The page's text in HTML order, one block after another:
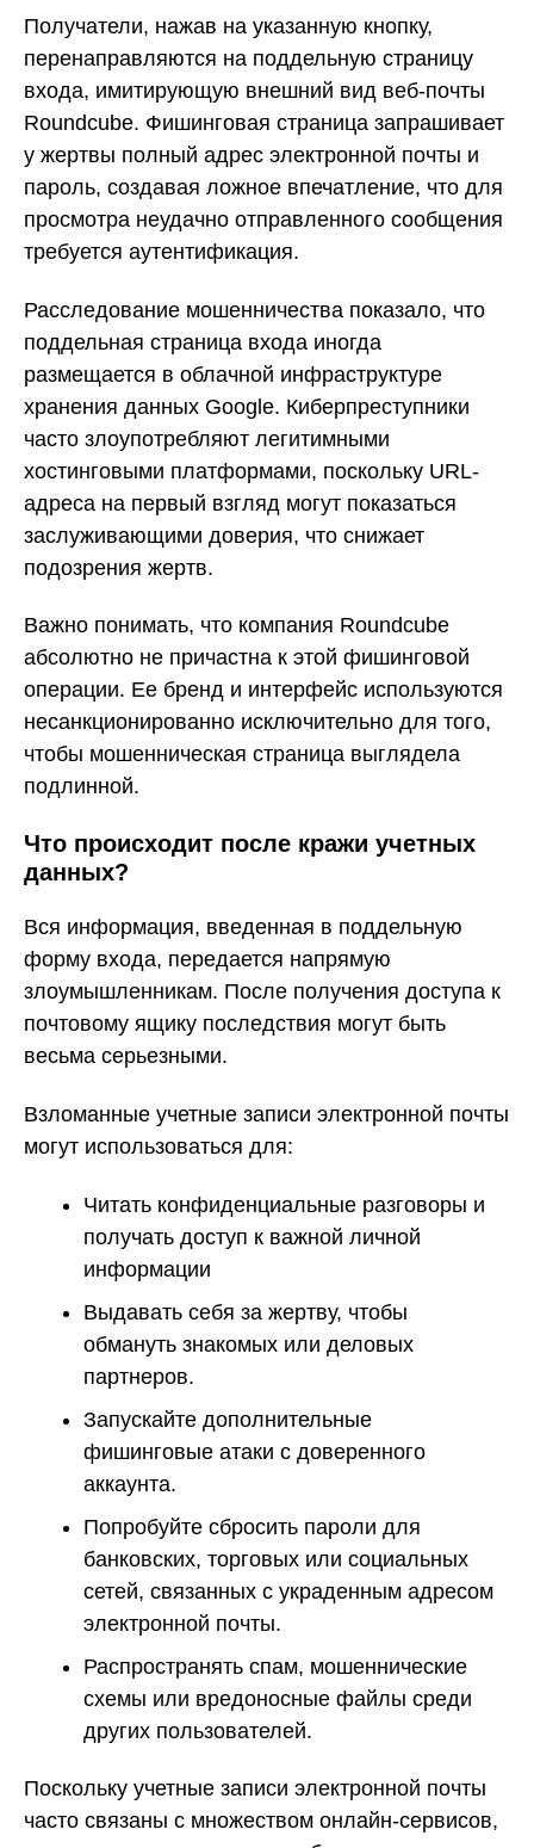
Получатели, нажав на указанную кнопку,
перенаправляются на поддельную страницу
входа, имитирующую внешний вид веб-почты
Roundcube. Фишинговая страница запрашивает
у жертвы полный адрес электронной почты и
пароль, создавая ложное впечатление, что для
просмотра неудачно отправленного сообщения
требуется аутентификация.
Расследование мошенничества показало, что
поддельная страница входа иногда
размещается в облачной инфраструктуре
хранения данных Google. Киберпреступники
часто злоупотребляют легитимными
хостинговыми платформами, поскольку URL-
адреса на первый взгляд могут показаться
заслуживающими доверия, что снижает
подозрения жертв.
Важно понимать, что компания Roundcube
абсолютно не причастна к этой фишинговой
операции. Ее бренд и интерфейс используются
несанкционированно исключительно для того,
чтобы мошенническая страница выглядела
подлинной.
Что происходит после кражи учетных
данных?
Вся информация, введенная в поддельную
форму входа, передается напрямую
злоумышленникам. После получения доступа к
почтовому ящику последствия могут быть
весьма серьезными.
Взломанные учетные записи электронной почты
могут использоваться для:
Читать конфиденциальные разговоры и
получать доступ к важной личной
информации
Выдавать себя за жертву, чтобы
обмануть знакомых или деловых
партнеров.
Запускайте дополнительные
фишинговые атаки с доверенного
аккаунта.
Попробуйте сбросить пароли для
банковских, торговых или социальных
сетей, связанных с украденным адресом
электронной почты.
Распространять спам, мошеннические
схемы или вредоносные файлы среди
других пользователей.
Поскольку учетные записи электронной почты
часто связаны с множеством онлайн-сервисов,